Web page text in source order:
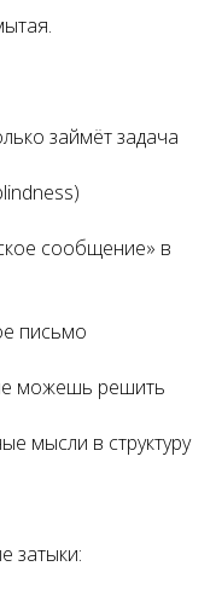
займёт задача
сообщение» в
письмо
можешь решить
мысли в структуру
затыки: